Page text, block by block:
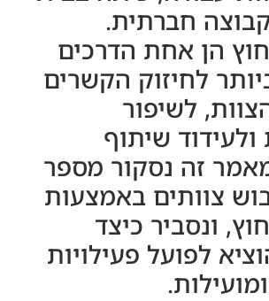
חברתית.
חוץ הן אחת הדרכים
לחיזוק הקשרים
לשיפור
שיתוף
זה נסקור מספר
צוותים באמצעות
ונסביר כיצד
לפועל פעילויות